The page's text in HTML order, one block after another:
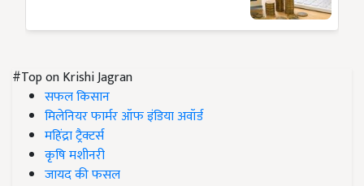
#Top on Krishi Jagran
सफल किसान
मिलेनियर फार्मर ऑफ इंडिया अवॉर्ड
महिंद्रा ट्रैक्टर्स
कृषि मशीनरी
जायद की फसल